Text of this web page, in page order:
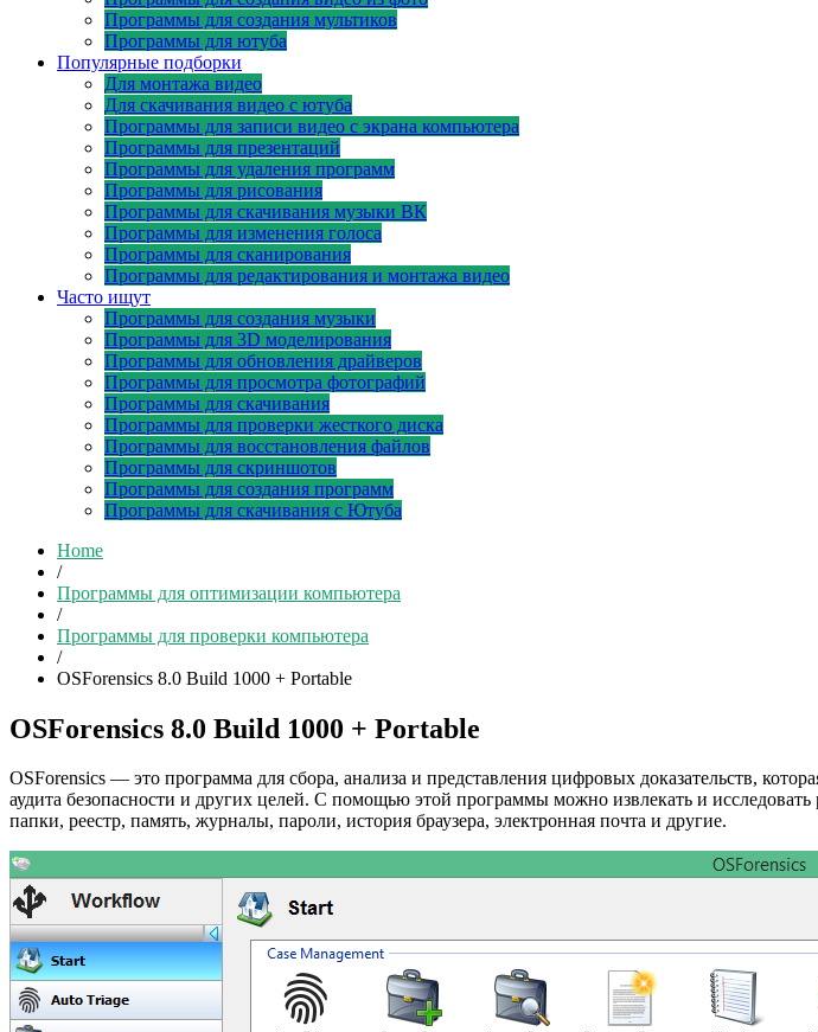
Программы для создания мультиков
Программы для ютуба
Популярные подборки
Для монтажа видео
Для скачивания видео с ютуба
Программы для записи видео с экрана компьютера
Программы для презентаций
Программы для удаления программ
Программы для рисования
Программы для скачивания музыки ВК
Программы для изменения голоса
Программы для сканирования
Программы для редактирования и монтажа видео
Часто ищут
Программы для создания музыки
Программы для 3D моделирования
Программы для обновления драйверов
Программы для просмотра фотографий
Программы для скачивания
Программы для проверки жесткого диска
Программы для восстановления файлов
Программы для скриншотов
Программы для создания программ
Программы для скачивания с Ютуба
Home
/
Программы для оптимизации компьютера
/
Программы для проверки компьютера
/
OSForensics 8.0 Build 1000 + Portable
OSForensics 8.0 Build 1000 + Portable
OSForensics — это программа для сбора, анализа и представления цифровых доказательств,
аудита безопасности и других целей. С помощью этой программы можно извлекать и
папки, реестр, память, журналы, пароли, история браузера, электронная почта и другие.